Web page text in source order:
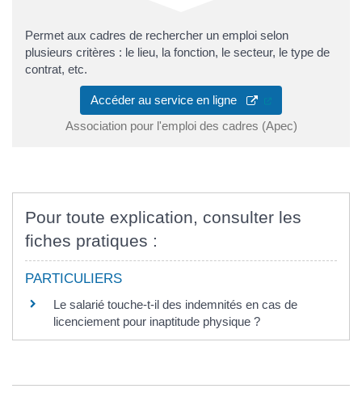
Permet aux cadres de rechercher un emploi selon
plusieurs critères : le lieu, la fonction, le secteur, le type de
contrat, etc.
Accéder au service en ligne
(ouverture dans
Association pour l'emploi des cadres (Apec)
Pour toute explication, consulter les
fiches pratiques :
PARTICULIERS
Le salarié touche-t-il des indemnités en cas de
licenciement pour inaptitude physique ?